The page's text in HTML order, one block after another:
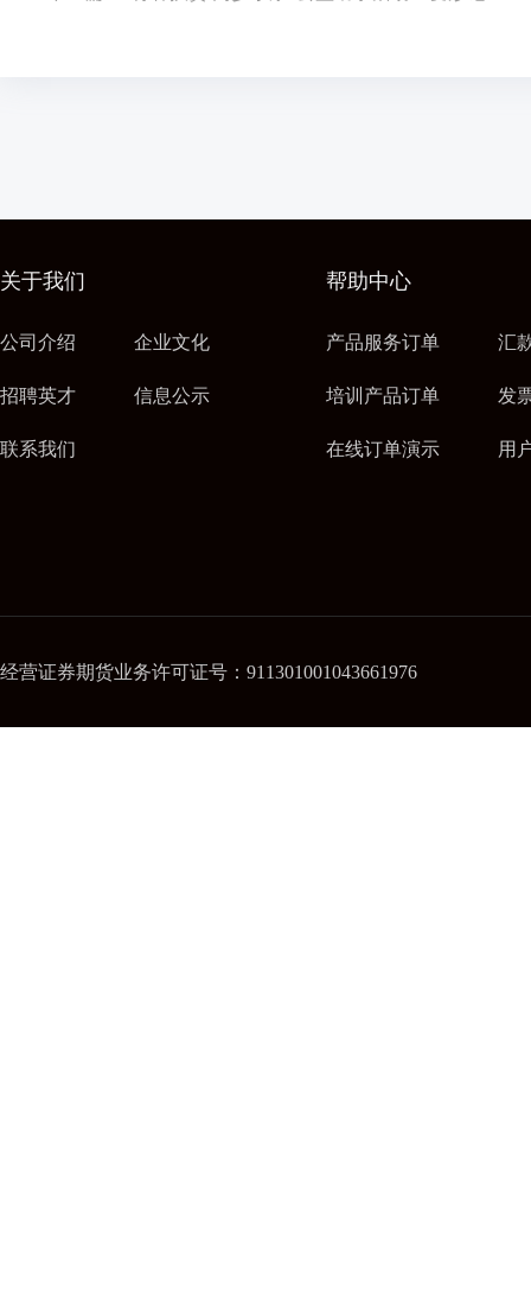
关于我们
公司介绍 企业文化
招聘英才 信息公示
联系我们
帮助中心
产品服务订单 汇
培训产品订单 发
在线订单演示 用
经营证券期货业务许可证号：911301001043661976